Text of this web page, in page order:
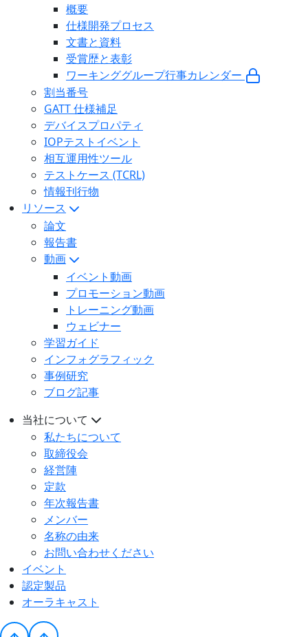
概要
仕様開発プロセス
文書と資料
受賞歴と表彰
ワーキンググループ行事カレンダー
割当番号
GATT 仕様補足
デバイスプロパティ
IOPテストイベント
相互運用性ツール
テストケース (TCRL)
情報刊行物
リソース
論文
報告書
動画
イベント動画
プロモーション動画
トレーニング動画
ウェビナー
学習ガイド
インフォグラフィック
事例研究
ブログ記事
当社について
私たちについて
取締役会
経営陣
定款
年次報告書
メンバー
名称の由来
お問い合わせください
イベント
認定製品
オーラキャスト